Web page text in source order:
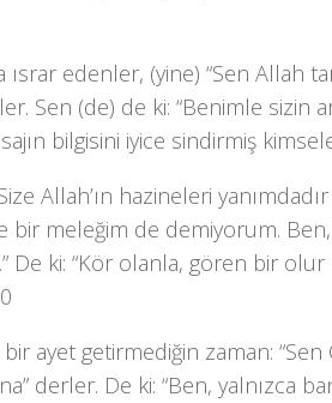
ısrar edenler, (yine) “Sen Allah
Sen (de) de ki: “Benimle sizin
bilgisini iyice sindirmiş
Allah’ın hazineleri
bir meleğim de demiyorum.
De ki: “Kör olanla, gören bir
bir ayet getirmediğin zaman:
derler. De ki: “Ben, yalnızca